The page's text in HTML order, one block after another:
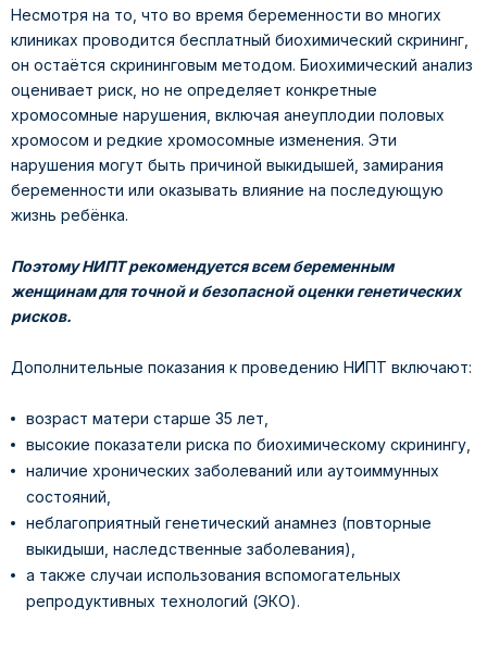
Несмотря на то, что во время беременности во многих
клиниках проводится бесплатный биохимический скрининг,
он остаётся скрининговым методом. Биохимический анализ
оценивает риск, но не определяет конкретные
хромосомные нарушения, включая анеуплодии половых
хромосом и редкие хромосомные изменения. Эти
нарушения могут быть причиной выкидышей, замирания
беременности или оказывать влияние на последующую
жизнь ребёнка.
Поэтому НИПТ рекомендуется всем беременным
женщинам для точной и безопасной оценки генетических
рисков.
Дополнительные показания к проведению НИПТ включают:
возраст матери старше 35 лет,
высокие показатели риска по биохимическому скринингу,
наличие хронических заболеваний или аутоиммунных
состояний,
неблагоприятный генетический анамнез (повторные
выкидыши, наследственные заболевания),
а также случаи использования вспомогательных
репродуктивных технологий (ЭКО).